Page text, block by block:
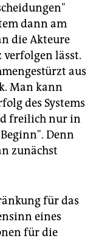
dann am
die Akteure
lässt.
aus
Man kann
des Systems
freilich nur in
Denn
zunächst
für das
eines
für die